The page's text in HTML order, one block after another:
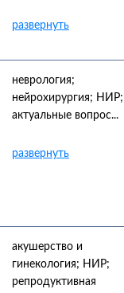
неврология;
нейрохирургия; НИР;
актуальные вопрос...
акушерство и
гинекология; НИР;
репродуктивная